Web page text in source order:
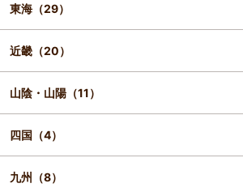
東京（44）
神奈川（14）
長野（1）
新潟（3）
富山（1）
石川（3）
東海（29）
静岡（14）
岐阜（3）
愛知（11）
三重（1）
近畿（20）
京都（9）
兵庫（9）
和歌山（2）
山陰・山陽（11）
岡山（3）
広島（8）
四国（4）
香川（2）
九州（8）